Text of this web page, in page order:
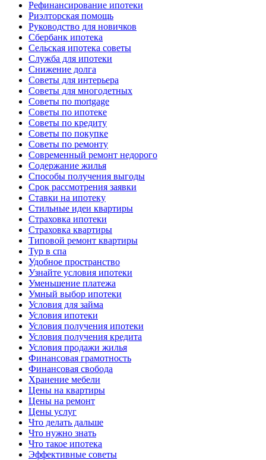
Рефинансирование ипотеки
Риэлторская помощь
Руководство для новичков
Сбербанк ипотека
Сельская ипотека советы
Служба для ипотеки
Снижение долга
Советы для интерьера
Советы для многодетных
Советы по mortgage
Советы по ипотеке
Советы по кредиту
Советы по покупке
Советы по ремонту
Современный ремонт недорого
Содержание жилья
Способы получения выгоды
Срок рассмотрения заявки
Ставки на ипотеку
Стильные идеи квартиры
Страховка ипотеки
Страховка квартиры
Типовой ремонт квартиры
Тур в спа
Удобное пространство
Узнайте условия ипотеки
Уменьшение платежа
Умный выбор ипотеки
Условия для займа
Условия ипотеки
Условия получения ипотеки
Условия получения кредита
Условия продажи жилья
Финансовая грамотность
Финансовая свобода
Хранение мебели
Цены на квартиры
Цены на ремонт
Цены услуг
Что делать дальше
Что нужно знать
Что такое ипотека
Эффективные советы